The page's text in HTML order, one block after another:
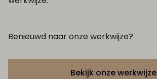
Benieuwd naar onze werkwijze?
Bekijk onze werkwijze